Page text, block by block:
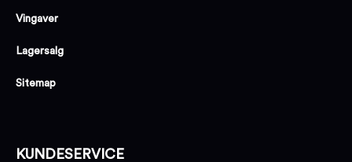
Vingaver
Lagersalg
Sitemap
KUNDESERVICE